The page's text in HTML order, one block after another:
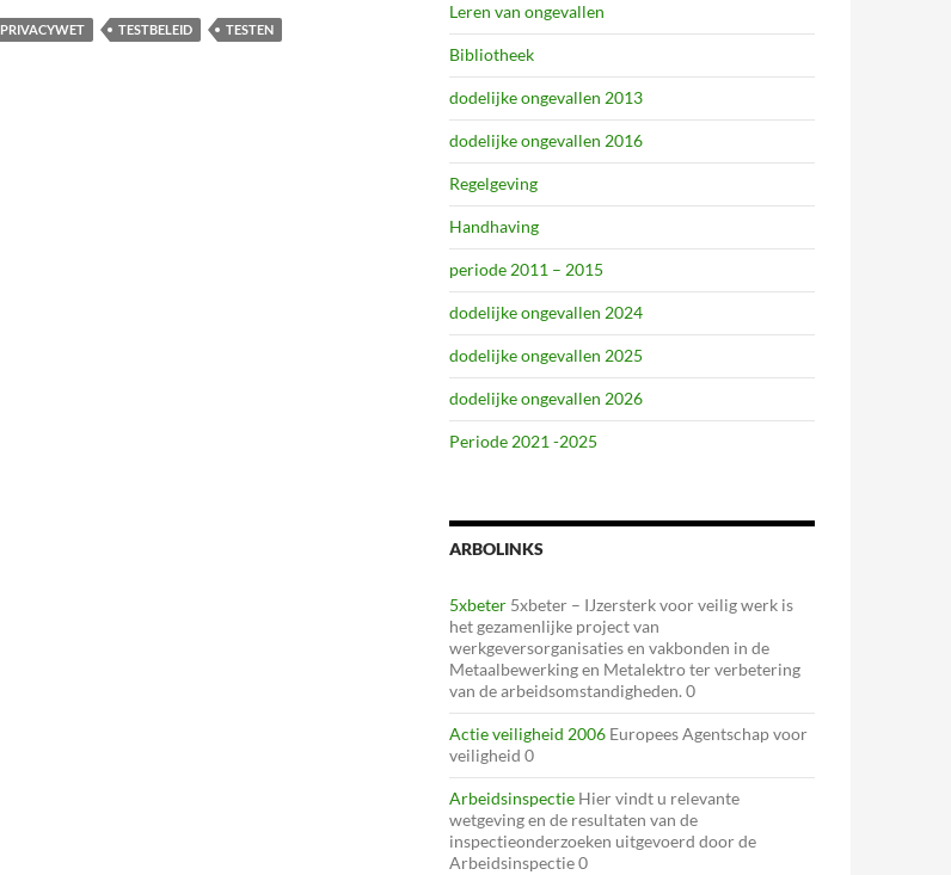
PRIVACYWET TESTBELEID TESTEN
Leren van ongevallen
Bibliotheek
dodelijke ongevallen 2013
dodelijke ongevallen 2016
Regelgeving
Handhaving
periode 2011 – 2015
dodelijke ongevallen 2024
dodelijke ongevallen 2025
dodelijke ongevallen 2026
Periode 2021 -2025
ARBOLINKS
5xbeter 5xbeter – IJzersterk voor veilig werk is
het gezamenlijke project van
werkgeversorganisaties en vakbonden in de
Metaalbewerking en Metalektro ter verbetering
van de arbeidsomstandigheden. 0
Actie veiligheid 2006 Europees Agentschap voor
veiligheid 0
Arbeidsinspectie Hier vindt u relevante
wetgeving en de resultaten van de
inspectieonderzoeken uitgevoerd door de
Arbeidsinspectie 0